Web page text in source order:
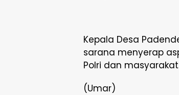
Kepala Desa
sarana menyerap
Polri dan
(Umar)